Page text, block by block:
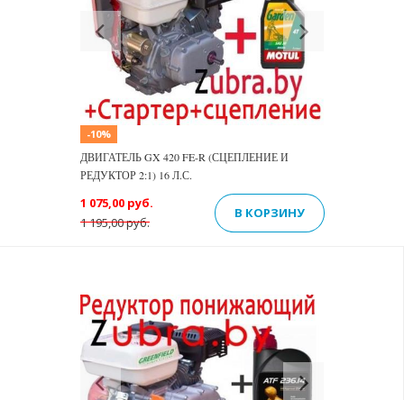
Previous
-10%
ДВИГАТЕЛЬ GX 420 FE-R (СЦЕПЛЕНИЕ И
РЕДУКТОР 2:1) 16 Л.С.
1 195,00 руб.
1 075,00 руб.
В КОРЗИНУ
Previous